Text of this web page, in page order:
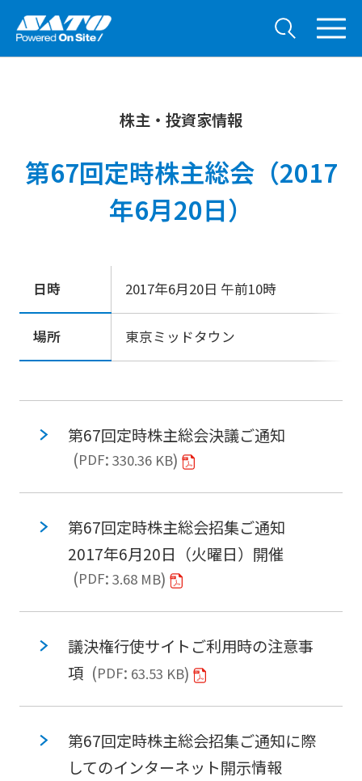
株主・投資家情報
第67回定時株主総会（2017
年6月20日）
日時 2017年6月20日 午前10時
場所 東京ミッドタウン
第67回定時株主総会決議ご通知
PDF 330.36 KB
第67回定時株主総会招集ご通知
2017年6月20日（火曜日）開催
PDF 3.68 MB
議決権行使サイトご利用時の注意事
項
PDF 63.53 KB
第67回定時株主総会招集ご通知に際
してのインターネット開示情報